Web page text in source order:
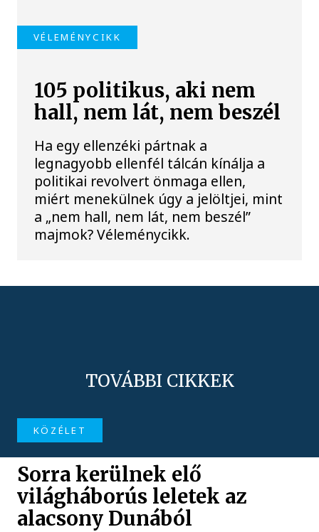
VÉLEMÉNYCIKK
105 politikus, aki nem
hall, nem lát, nem beszél
Ha egy ellenzéki pártnak a
legnagyobb ellenfél tálcán kínálja a
politikai revolvert önmaga ellen,
miért menekülnek úgy a jelöltjei, mint
a „nem hall, nem lát, nem beszél”
majmok? Véleménycikk.
TOVÁBBI CIKKEK
KÖZÉLET
Sorra kerülnek elő
világháborús leletek az
alacsony Dunából